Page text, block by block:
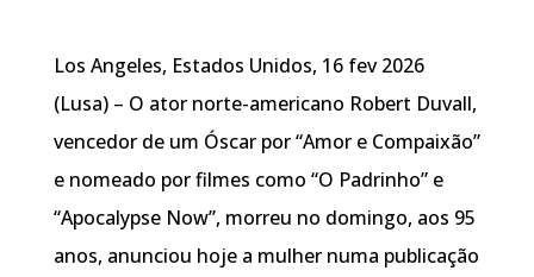
Los Angeles, Estados Unidos, 16 fev 2026
(Lusa) – O ator norte-americano Robert Duvall,
vencedor de um Óscar por “Amor e Compaixão”
e nomeado por filmes como “O Padrinho” e
“Apocalypse Now”, morreu no domingo, aos 95
anos, anunciou hoje a mulher numa publicação